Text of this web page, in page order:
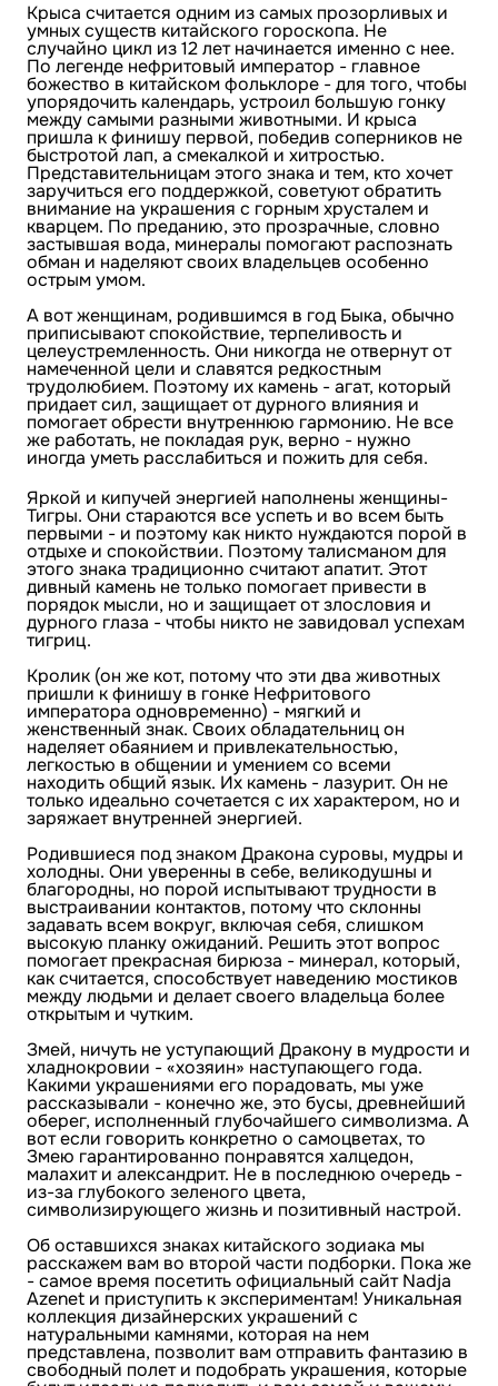
Крыса считается одним из самых прозорливых и
умных существ китайского гороскопа. Не
случайно цикл из 12 лет начинается именно с нее.
По легенде нефритовый император - главное
божество в китайском фольклоре - для того, чтобы
упорядочить календарь, устроил большую гонку
между самыми разными животными. И крыса
пришла к финишу первой, победив соперников не
быстротой лап, а смекалкой и хитростью.
Представительницам этого знака и тем, кто хочет
заручиться его поддержкой, советуют обратить
внимание на украшения с горным хрусталем и
кварцем. По преданию, это прозрачные, словно
застывшая вода, минералы помогают распознать
обман и наделяют своих владельцев особенно
острым умом.
А вот женщинам, родившимся в год Быка, обычно
приписывают спокойствие, терпеливость и
целеустремленность. Они никогда не отвернут от
намеченной цели и славятся редкостным
трудолюбием. Поэтому их камень - агат, который
придает сил, защищает от дурного влияния и
помогает обрести внутреннюю гармонию. Не все
же работать, не покладая рук, верно - нужно
иногда уметь расслабиться и пожить для себя.
Яркой и кипучей энергией наполнены женщины-
Тигры. Они стараются все успеть и во всем быть
первыми - и поэтому как никто нуждаются порой в
отдыхе и спокойствии. Поэтому талисманом для
этого знака традиционно считают апатит. Этот
дивный камень не только помогает привести в
порядок мысли, но и защищает от злословия и
дурного глаза - чтобы никто не завидовал успехам
тигриц.
Кролик (он же кот, потому что эти два животных
пришли к финишу в гонке Нефритового
императора одновременно) - мягкий и
женственный знак. Своих обладательниц он
наделяет обаянием и привлекательностью,
легкостью в общении и умением со всеми
находить общий язык. Их камень - лазурит. Он не
только идеально сочетается с их характером, но и
заряжает внутренней энергией.
Родившиеся под знаком Дракона суровы, мудры и
холодны. Они уверенны в себе, великодушны и
благородны, но порой испытывают трудности в
выстраивании контактов, потому что склонны
задавать всем вокруг, включая себя, слишком
высокую планку ожиданий. Решить этот вопрос
помогает прекрасная бирюза - минерал, который,
как считается, способствует наведению мостиков
между людьми и делает своего владельца более
открытым и чутким.
Змей, ничуть не уступающий Дракону в мудрости и
хладнокровии - «хозяин» наступающего года.
Какими украшениями его порадовать, мы уже
рассказывали - конечно же, это бусы, древнейший
оберег, исполненный глубочайшего символизма. А
вот если говорить конкретно о самоцветах, то
Змею гарантированно понравятся халцедон,
малахит и александрит. Не в последнюю очередь -
из-за глубокого зеленого цвета,
символизирующего жизнь и позитивный настрой.
Об оставшихся знаках китайского зодиака мы
расскажем вам во второй части подборки. Пока же
- самое время посетить официальный сайт Nadja
Azenet и приступить к экспериментам! Уникальная
коллекция дизайнерских украшений с
натуральными камнями, которая на нем
представлена, позволит вам отправить фантазию в
свободный полет и подобрать украшения, которые